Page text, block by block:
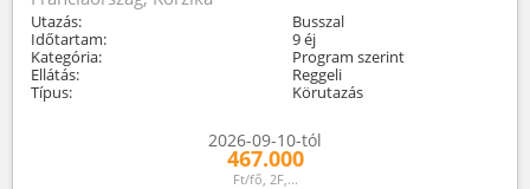
Utazás:
Busszal
Időtartam:
9 éj
Kategória:
Program szerint
Ellátás:
Reggeli
Típus:
Körutazás
2026-09-10-tól
467.000
Ft/fő, 2F,...